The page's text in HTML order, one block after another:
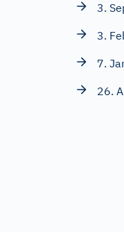
3.
3.
7.
26.